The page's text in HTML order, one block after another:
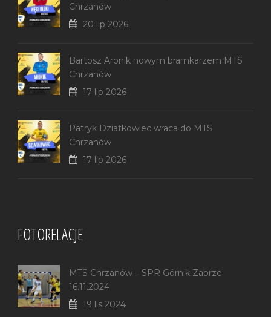
Chrzanów
20 lip 2026
Bartosz Aronik nowym bramkarzem MTS
Chrzanów
17 lip 2026
Patryk Dziatkowiec wraca do MTS
Chrzanów
17 lip 2026
FOTORELACJE
MTS Chrzanów – SPR Górnik Zabrze
16.11.2024
19 lis 2024